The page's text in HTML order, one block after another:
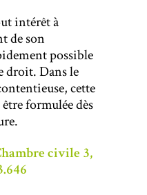
intérêt à
de son
possible
droit. Dans le
cette
formulée dès
civile 3,